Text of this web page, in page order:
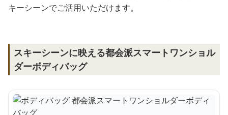
キーシーンでご活用いただけます。
スキーシーンに映える都会派スマートワンショル
ダーボディバッグ